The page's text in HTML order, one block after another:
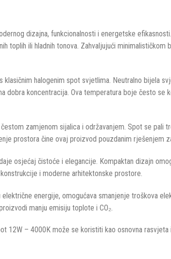
dizajna, funkcionalnosti i energetske
ili hladnih tonova. Zahvaljujući minimalističkom
halogenim spot svjetlima. Neutralno bijela
koncentracija. Ova temperatura boje često se
zamjenom sijalica i održavanjem. Spot se pali
prostora čine ovaj proizvod pouzdanim rješenjem
osjećaj čistoće i elegancije. Kompaktan dizajn
i moderne arhitektonske prostore.
energije, omogućava smanjenje troškova
manju emisiju toplote i CO₂.
12W – 4000K može se koristiti kao osnovna